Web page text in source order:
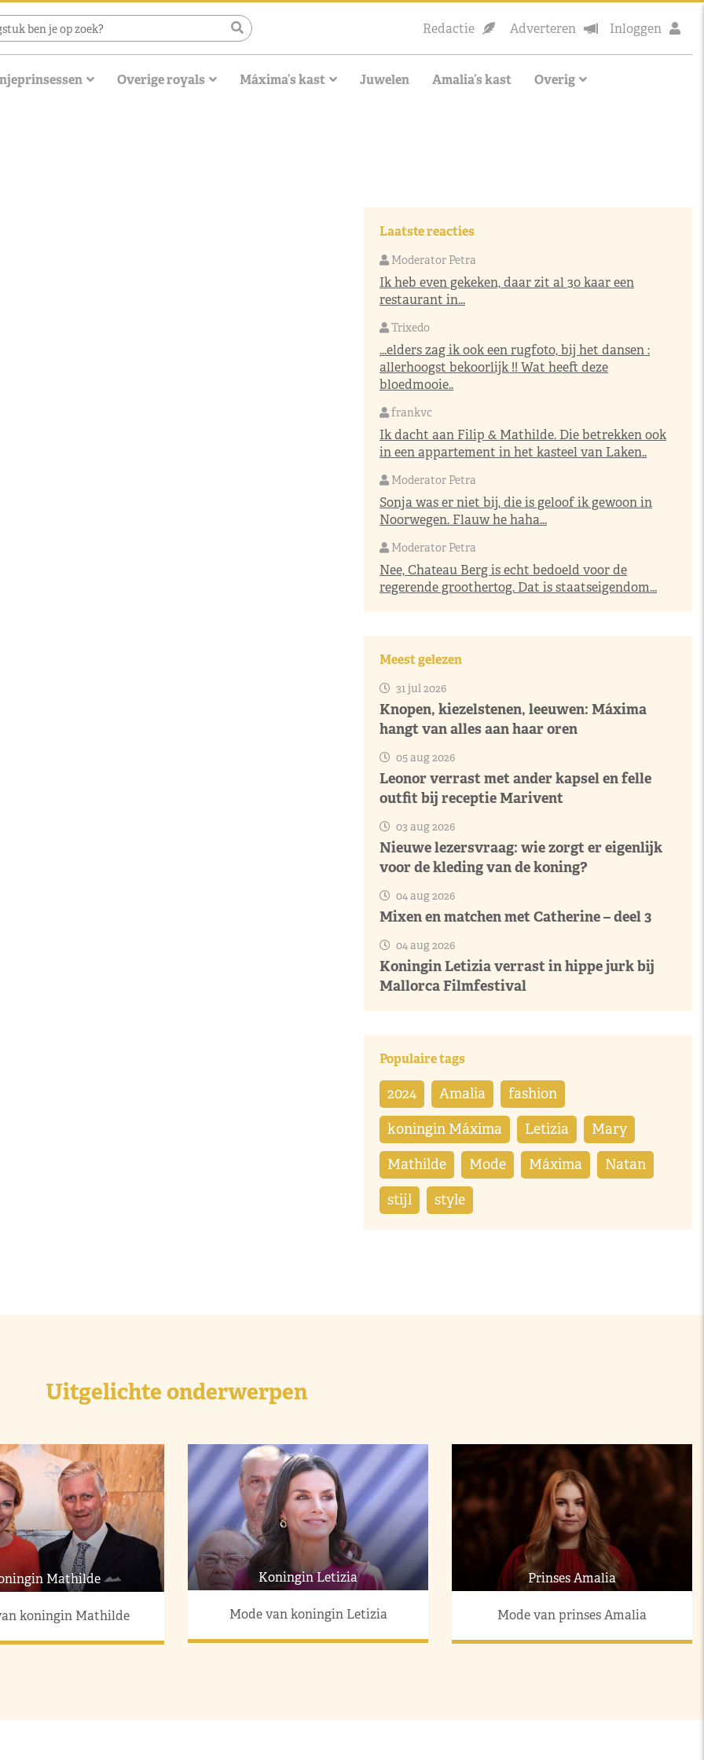
Redactie Adverteren Inloggen
Overige royals Máxima’s kast Juwelen Amalia’s kast Overig
Laatste reacties
Moderator Petra
Ik heb even gekeken, daar zit al 30 kaar een
restaurant in...
Trixedo
...elders zag ik ook een rugfoto, bij het dansen :
allerhoogst bekoorlijk !! Wat heeft deze
bloedmooie..
frankvc
Ik dacht aan Filip & Mathilde. Die betrekken ook
in een appartement in het kasteel van Laken..
Moderator Petra
Sonja was er niet bij, die is geloof ik gewoon in
Noorwegen. Flauw he haha...
Moderator Petra
Nee, Chateau Berg is echt bedoeld voor de
regerende groothertog. Dat is staatseigendom...
Meest gelezen
31 jul 2026
Knopen, kiezelstenen, leeuwen: Máxima
hangt van alles aan haar oren
05 aug 2026
Leonor verrast met ander kapsel en felle
outfit bij receptie Marivent
03 aug 2026
Nieuwe lezersvraag: wie zorgt er eigenlijk
voor de kleding van de koning?
04 aug 2026
Mixen en matchen met Catherine – deel 3
04 aug 2026
Koningin Letizia verrast in hippe jurk bij
Mallorca Filmfestival
Populaire tags
2024 Amalia fashion
koningin Máxima Letizia Mary
Mathilde Mode Máxima Natan
stijl style
Uitgelichte onderwerpen
Mathilde
koningin Mathilde
Koningin Letizia
Mode van koningin Letizia
Prinses Amalia
Mode van prinses Amalia